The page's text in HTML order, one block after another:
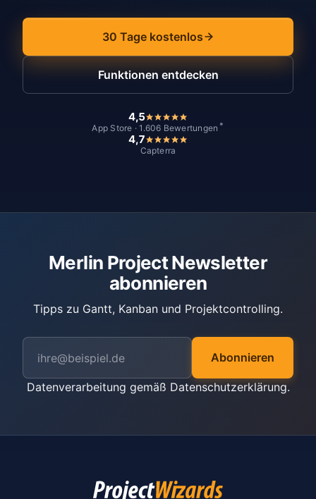
30 Tage kostenlos
Funktionen entdecken
4,5
App Store · 1.606 Bewertungen *
4,7
Capterra
Merlin Project Newsletter
abonnieren
Tipps zu Gantt, Kanban und Projektcontrolling.
Abonnieren
Datenverarbeitung gemäß Datenschutzerklärung.